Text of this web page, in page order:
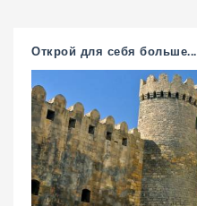
Открой для себя больше...